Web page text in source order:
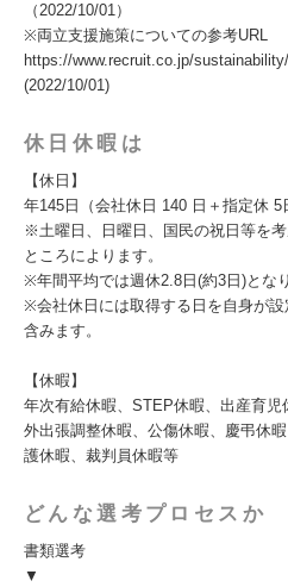
（2022/10/01）
※両立支援施策についての参考URL
https://www.recruit.co.jp/
(2022/10/01)
休日休暇は
【休日】
年145日（会社休日 140 日＋指定休 5
※土曜日、日曜日、国民の祝日等を
ところによります。
※年間平均では週休2.8日(約3日)とな
※会社休日には取得する日を自身が
含みます。
【休暇】
年次有給休暇、STEP休暇、出産育
外出張調整休暇、公傷休暇、慶弔休
護休暇、裁判員休暇等
どんな選考プロセスか
書類選考
▼